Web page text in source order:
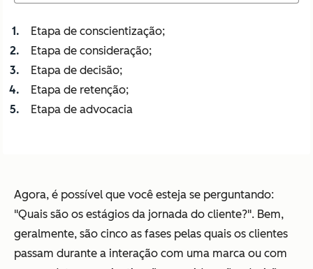
Etapa de conscientização;
Etapa de consideração;
Etapa de decisão;
Etapa de retenção;
Etapa de advocacia
Agora, é possível que você esteja se perguntando:
"Quais são os estágios da jornada do cliente?". Bem,
geralmente, são cinco as fases pelas quais os clientes
passam durante a interação com uma marca ou com